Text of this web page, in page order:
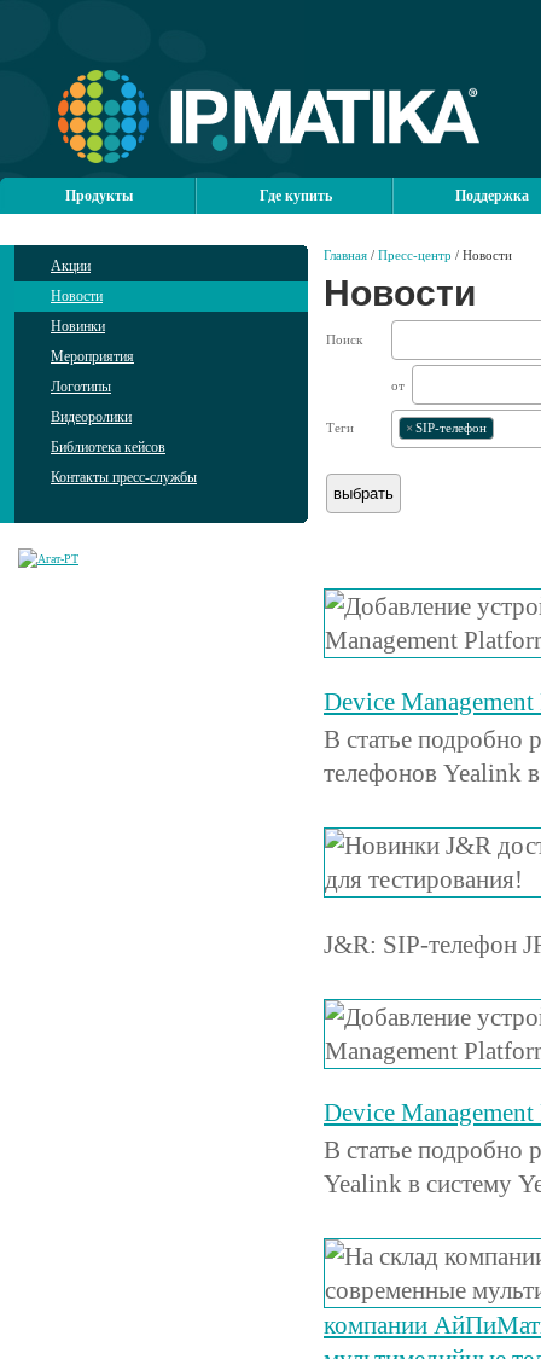
Продукты Где купить Поддержка
Акции
Новости
Новинки
Мероприятия
Логотипы
Видеоролики
Библиотека кейсов
Контакты пресс-службы
Главная / Пресс-центр / Новости
Новости
Поиск
от
Теги × SIP-телефон
Device
В статье подробно
телефонов Yealink
J&R: SIP-телефон
Device
В статье подробно
Yealink в систему
компании